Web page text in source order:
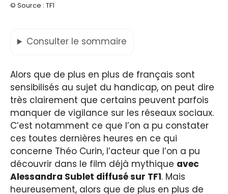
© Source : TF1
Consulter le sommaire
Alors que de plus en plus de français sont
sensibilisés au sujet du handicap, on peut dire
très clairement que certains peuvent parfois
manquer de vigilance sur les réseaux sociaux.
C’est notamment ce que l’on a pu constater
ces toutes dernières heures en ce qui
concerne Théo Curin, l’acteur que l’on a pu
découvrir dans le film déjà mythique avec
Alessandra Sublet diffusé sur TF1. Mais
heureusement, alors que de plus en plus de